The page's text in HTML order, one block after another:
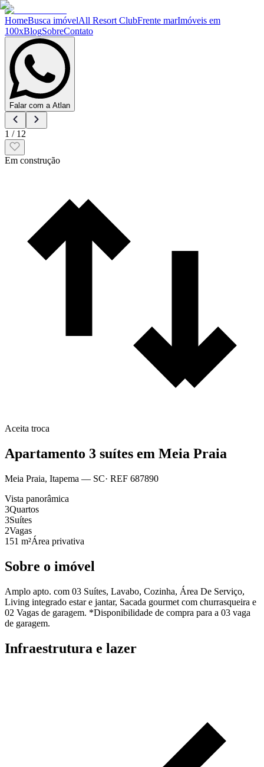
HomeBusca imóvelAll Resort ClubFrente marImóveis em
100xBlogSobreContato
Falar com a Atlan
1 / 12
Em construção
Aceita troca
Apartamento 3 suítes em Meia Praia
Meia Praia, Itapema — SC· REF 687890
Vista panorâmica
3Quartos
3Suítes
2Vagas
151 m²Área privativa
Sobre o imóvel
Amplo apto. com 03 Suítes, Lavabo, Cozinha, Área De Serviço,
Living integrado estar e jantar, Sacada gourmet com churrasqueira e
02 Vagas de garagem. *Disponibilidade de compra para a 03 vaga
de garagem.
Infraestrutura e lazer